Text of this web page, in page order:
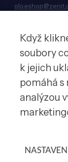
Když
soubory
k jejich
pomáhá s
analýzou